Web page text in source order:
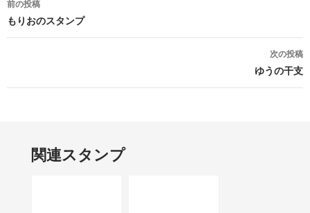
前の投稿
もりおのスタンプ
次の投稿
ゆうの干支
関連スタンプ